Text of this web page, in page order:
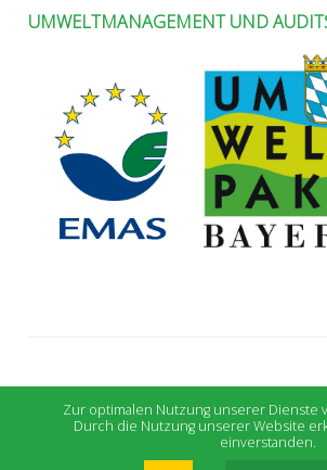
UMWELTMANAGEMENT UND
Zur optimalen Nutzung unserer Dienste
Durch die Nutzung unserer Website
einverstanden.